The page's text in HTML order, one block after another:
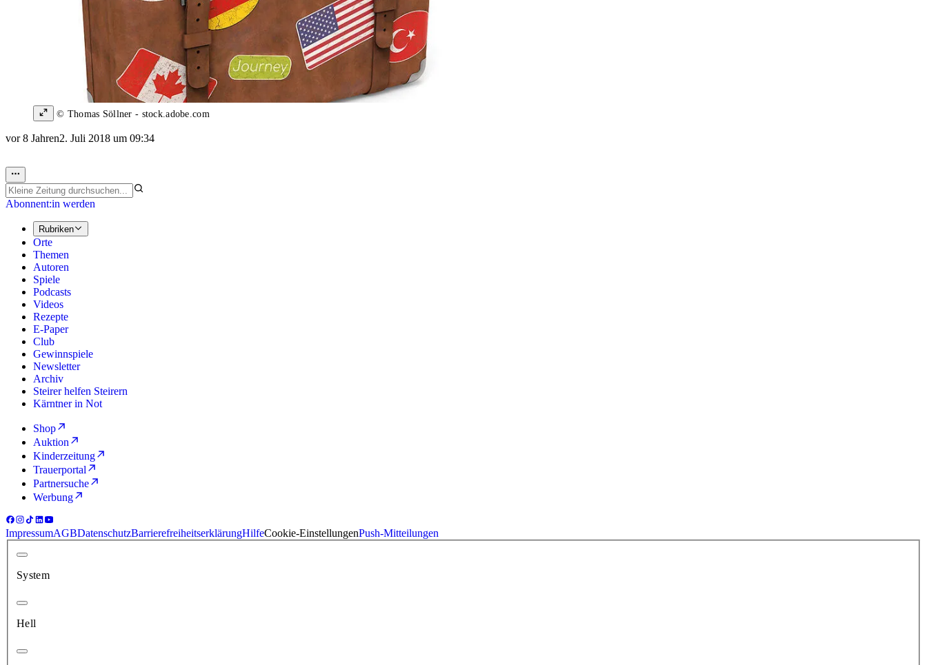
© Thomas Söllner - stock.adobe.com
vor 8 Jahren2. Juli 2018 um 09:34
Abonnent:in werden
Rubriken
Orte
Themen
Autoren
Spiele
Podcasts
Videos
Rezepte
E-Paper
Club
Gewinnspiele
Newsletter
Archiv
Steirer helfen Steirern
Kärntner in Not
Shop
Auktion
Kinderzeitung
Trauerportal
Partnersuche
Werbung
ImpressumAGBDatenschutzBarrierefreiheitserklärungHilfeCookie-EinstellungenPush-Mitteilungen
System
Hell